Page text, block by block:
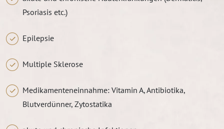
Psoriasis etc.)
Epilepsie
Multiple Sklerose
Medikamenteneinnahme: Vitamin A, Antibiotika,
Blutverdünner, Zytostatika